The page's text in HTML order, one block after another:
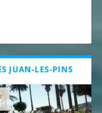
JUAN-LES-PINS